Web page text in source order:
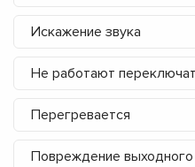
Искажение звука
Не работают
Перегревается
Повреждение